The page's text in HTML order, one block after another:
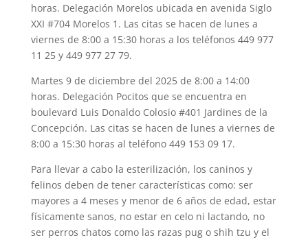
horas. Delegación Morelos ubicada en avenida Siglo
XXI #704 Morelos 1. Las citas se hacen de lunes a
viernes de 8:00 a 15:30 horas a los teléfonos 449 977
11 25 y 449 977 27 79.
Martes 9 de diciembre del 2025 de 8:00 a 14:00
horas. Delegación Pocitos que se encuentra en
boulevard Luis Donaldo Colosio #401 Jardines de la
Concepción. Las citas se hacen de lunes a viernes de
8:00 a 15:30 horas al teléfono 449 153 09 17.
Para llevar a cabo la esterilización, los caninos y
felinos deben de tener características como: ser
mayores a 4 meses y menor de 6 años de edad, estar
físicamente sanos, no estar en celo ni lactando, no
ser perros chatos como las razas pug o shih tzu y el